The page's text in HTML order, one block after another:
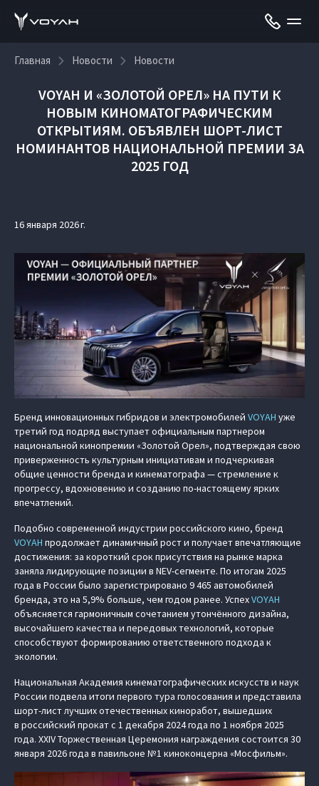
Главная Новости Новости
VOYAH И «ЗОЛОТОЙ ОРЕЛ» НА ПУТИ К
НОВЫМ КИНОМАТОГРАФИЧЕСКИМ
ОТКРЫТИЯМ. ОБЪЯВЛЕН ШОРТ-ЛИСТ
НОМИНАНТОВ НАЦИОНАЛЬНОЙ ПРЕМИИ ЗА
2025 ГОД
16 января 2026 г.
Бренд инновационных гибридов и электромобилей VOYAH уже
третий год подряд выступает официальным партнером
национальной кинопремии «Золотой Орел», подтверждая свою
приверженность культурным инициативам и подчеркивая
общие ценности бренда и кинематографа — стремление к
прогрессу, вдохновению и созданию по-настоящему ярких
впечатлений.
Подобно современной индустрии российского кино, бренд
VOYAH продолжает динамичный рост и получает впечатляющие
достижения: за короткий срок присутствия на рынке марка
заняла лидирующие позиции в NEV-сегменте. По итогам 2025
года в России было зарегистрировано 9 465 автомобилей
бренда, это на 5,9% больше, чем годом ранее. УспехVOYAH
объясняется гармоничным сочетанием утончённого дизайна,
высочайшего качества и передовых технологий, которые
способствуют формированию ответственного подхода к
экологии.
Национальная Академия кинематографических искусств и наук
России подвела итоги первого тура голосования и представила
шорт-лист лучших отечественных киноработ, вышедших
в российский прокат с 1 декабря 2024 года по 1 ноября 2025
года. XXIV Торжественная Церемония награждения состоится 30
января 2026 года в павильоне №1 киноконцерна «Мосфильм».